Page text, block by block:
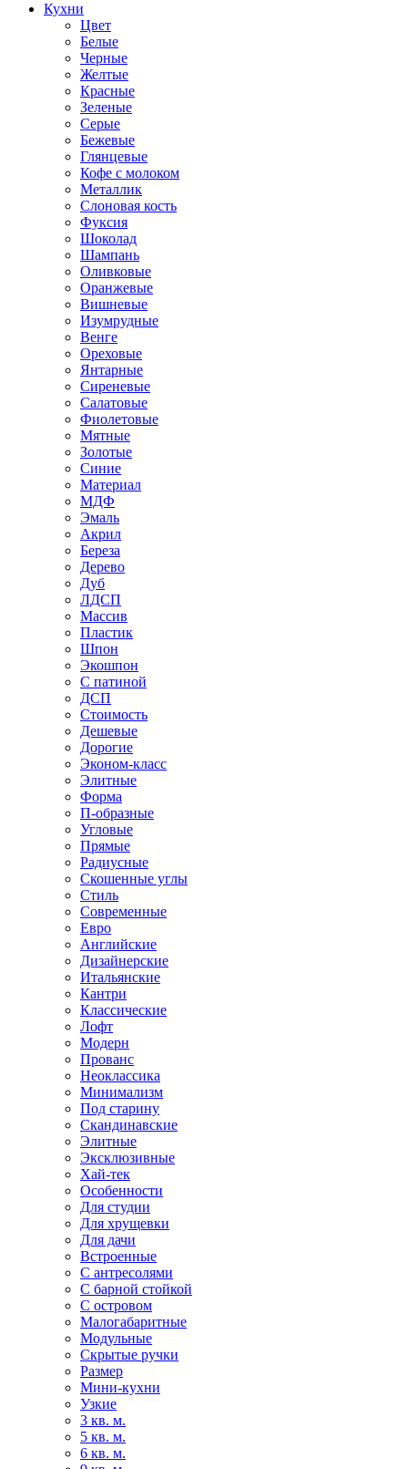
Кухни
Цвет
Белые
Черные
Желтые
Красные
Зеленые
Серые
Бежевые
Глянцевые
Кофе с молоком
Металлик
Слоновая кость
Фуксия
Шоколад
Шампань
Оливковые
Оранжевые
Вишневые
Изумрудные
Венге
Ореховые
Янтарные
Сиреневые
Салатовые
Фиолетовые
Мятные
Золотые
Синие
Материал
МДФ
Эмаль
Акрил
Береза
Дерево
Дуб
ЛДСП
Массив
Пластик
Шпон
Экошпон
С патиной
ДСП
Стоимость
Дешевые
Дорогие
Эконом-класс
Элитные
Форма
П-образные
Угловые
Прямые
Радиусные
Скошенные углы
Стиль
Современные
Евро
Английские
Дизайнерские
Итальянские
Кантри
Классические
Лофт
Модерн
Прованс
Неоклассика
Минимализм
Под старину
Скандинавские
Элитные
Эксклюзивные
Хай-тек
Особенности
Для студии
Для хрущевки
Для дачи
Встроенные
С антресолями
С барной стойкой
С островом
Малогабаритные
Модульные
Скрытые ручки
Размер
Мини-кухни
Узкие
3 кв. м.
5 кв. м.
6 кв. м.